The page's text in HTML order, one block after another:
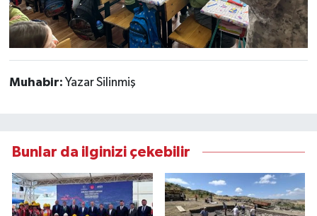
Muhabir: Yazar Silinmiş
Bunlar da ilginizi çekebilir